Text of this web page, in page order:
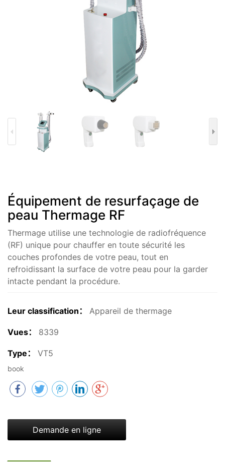
Équipement de resurfaçage de
peau Thermage RF
Thermage utilise une technologie de radiofréquence
(RF) unique pour chauffer en toute sécurité les
couches profondes de votre peau, tout en
refroidissant la surface de votre peau pour la garder
intacte pendant la procédure.
Leur classification： Appareil de thermage
Vues： 8339
Type： VT5
book
Demande en ligne